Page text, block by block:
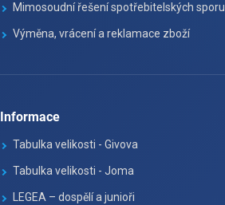
Mimosoudní řešení spotřebitelských sporu
Výměna, vrácení a reklamace zboží
Informace
Tabulka velikosti - Givova
Tabulka velikosti - Joma
LEGEA – dospělí a junioři